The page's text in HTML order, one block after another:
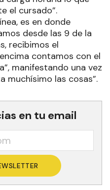
“todo es mucho más
que obtenemos de
Formosa, porque
carga horaria lo que
el cursado”.
es en donde
desde las 9 de la
recibimos el
muchísimo las cosas”.
en tu email